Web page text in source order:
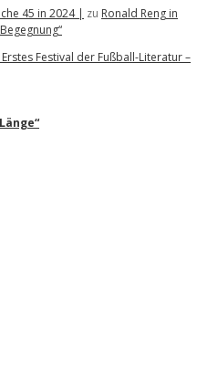
45 in 2024 | zu Ronald Reng in
Festival der Fußball-Literatur –